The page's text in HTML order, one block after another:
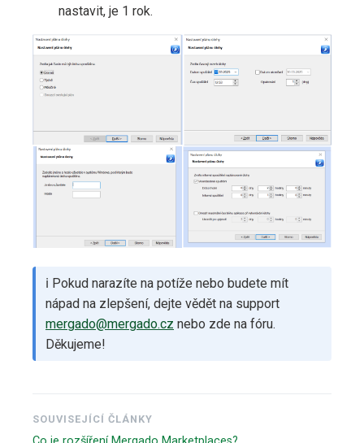
nastavit, je 1 rok.
ℹ️ Pokud narazíte na potíže nebo budete mít
nápad na zlepšení, dejte vědět na support
mergado@mergado.cz nebo zde na fóru.
Děkujeme!
SOUVISEJÍCÍ ČLÁNKY